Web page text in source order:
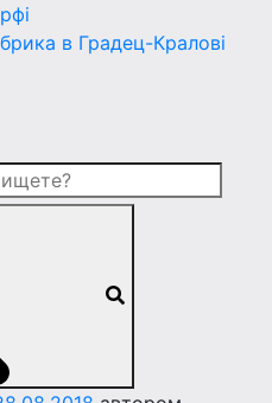
в Градец-Краловi